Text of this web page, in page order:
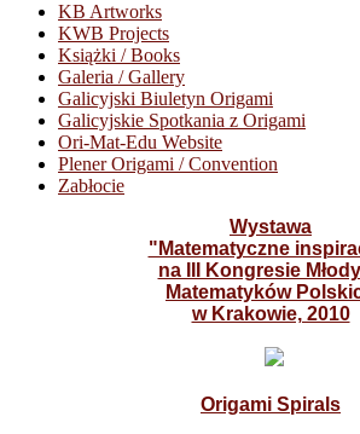
KB Artworks
KWB Projects
Książki / Books
Galeria / Gallery
Galicyjski Biuletyn Origami
Galicyjskie Spotkania z Origami
Ori-Mat-Edu Website
Plener Origami / Convention
Zabłocie
Wystawa
"Matematyczne
na III Kongresie
Matematyków
w Krakowie, 2010
Origami Spirals